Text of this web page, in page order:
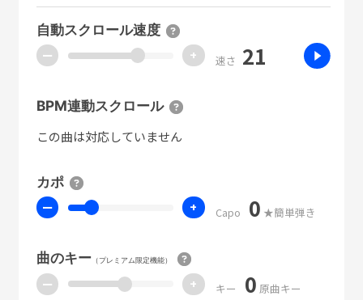
自動スクロール速度
ー + 速さ 21
BPM連動スクロール
この曲は対応していません
カポ
ー + Capo 0 ★簡単弾き
曲のキー（プレミアム限定機能）
ー + キー 0 原曲キー